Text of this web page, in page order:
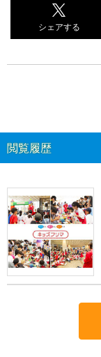
シェアする
閲覧履歴